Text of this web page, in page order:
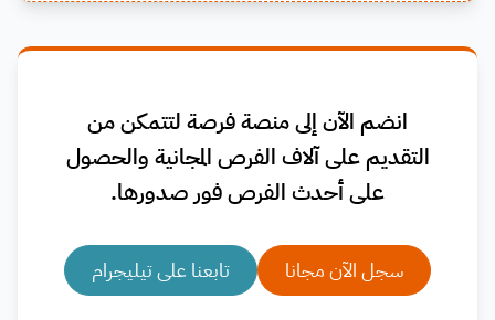
انضم الآن إلى منصة فرصة لتتمكن من
التقديم على آلاف الفرص المجانية والحصول
على أحدث الفرص فور صدورها.
سجل الآن مجانا تابعنا على تيليجرام